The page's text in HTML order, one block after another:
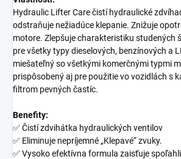
Hydraulic Lifter Care čistí hydraulické
odstraňuje nežiadúce klepanie. Znižuje
motore. Zlepšuje charakteristiku studených
pre všetky typy dieselových, benzínových a
miešateľný so všetkými komerčnými typmi
prispôsobený aj pre použitie vo vozidlách s
filtrom pevných častíc.
Benefity:
✅ Čistí zdvihátka hydraulických ventilov
✅ Eliminuje nepríjemné „Klepavé“ zvuky.
✅ Vysoko efektívna formula zaisťuje